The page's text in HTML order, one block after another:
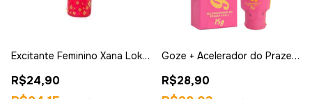
Excitante Feminino Xana Loka
R$24,90
Goze + Acelerador do Prazer
R$28,90